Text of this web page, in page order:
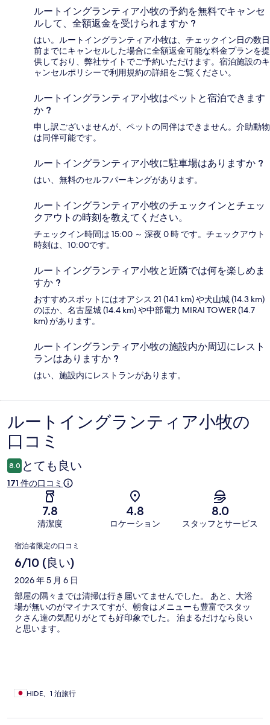
ルートイングランティア小牧の予約を無料でキャンセ
ルして、全額返金を受けられますか ?
はい。ルートイングランティア小牧は、チェックイン日の数日
前までにキャンセルした場合に全額返金可能な料金プランを提
供しており、弊社サイトでご予約いただけます。宿泊施設のキ
ャンセルポリシーで利用規約の詳細をご覧ください。
ルートイングランティア小牧はペットと宿泊できます
か ?
申し訳ございませんが、ペットの同伴はできません。介助動物
は同伴可能です。
ルートイングランティア小牧に駐車場はありますか ?
はい、無料のセルフパーキングがあります。
ルートイングランティア小牧のチェックインとチェッ
クアウトの時刻を教えてください。
チェックイン時間は 15:00 ～ 深夜 0 時 です。チェックアウト
時刻は、10:00です。
ルートイングランティア小牧と近隣では何を楽しめま
すか ?
おすすめスポットにはオアシス 21 (14.1 km) や犬山城 (14.3 km)
のほか、名古屋城 (14.4 km) や中部電力 MIRAI TOWER (14.7
km) があります。
ルートイングランティア小牧の施設内か周辺にレスト
ランはありますか ?
はい、施設内にレストランがあります。
口
コ
ミ
ルートイングランティア小牧の
口コミ
8.0 とても良い
171 件の口コミ
7.8
清潔度
4.8
ロケーション
8.0
スタッフとサービス
口
コ
ミ
宿泊者限定の口コミ
6/10 (良い)
2026 年 5 月 6 日
部屋の隅々までは清掃は行き届いてませんでした。 あと、大浴
場が無いのがマイナスてすが、朝食はメニューも豊富でスタッ
クさん達の気配りがとても好印象でした。 泊まるだけなら良い
と思います。
HIDE、1 泊旅行